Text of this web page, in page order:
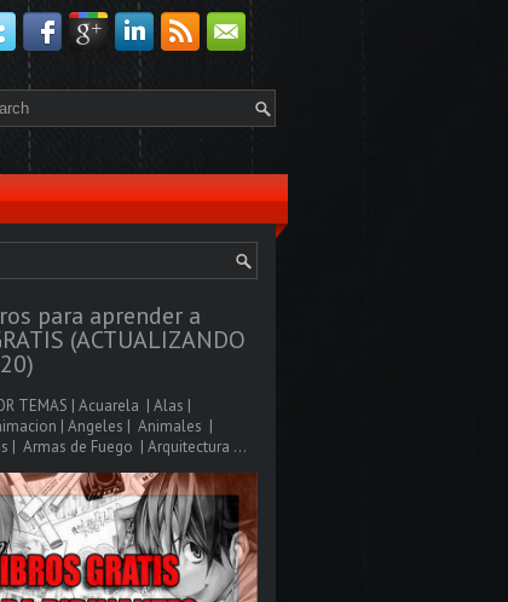
para aprender a
(ACTUALIZANDO
TEMAS | Acuarela | Alas |
| Angeles | Animales |
| Armas de Fuego | Arquitectura ...